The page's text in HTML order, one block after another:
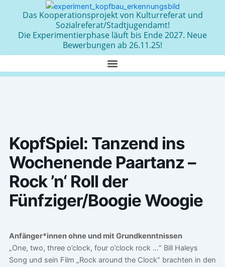
Das Kooperationsprojekt von Kulturreferat und
Sozialreferat/Stadtjugendamt!
Die Experimentierphase läuft bis Ende 2027. Neue
Bewerbungen ab 26.11.25!
KopfSpiel: Tanzend ins
Wochenende Paartanz –
Rock ’n‘ Roll der
Fünfziger/Boogie Woogie
Anfänger*innen ohne und mit Grundkenntnissen
„One, two, three o’clock, four o’clock rock …“ Bill Haleys
Song und sein Film „Rock around the Clock“ brachten in den